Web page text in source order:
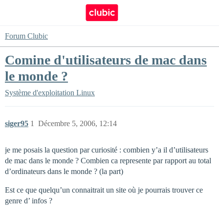
Forum Clubic
Comine d'utilisateurs de mac dans
le monde ?
Système d'exploitation Linux
siger95 Décembre 5, 2006, 12:14
1
je me posais la question par curiosité : combien y’a il d’utilisateurs
de mac dans le monde ? Combien ca represente par rapport au total
d’ordinateurs dans le monde ? (la part)
Est ce que quelqu’un connaitrait un site où je pourrais trouver ce
genre d’ infos ?